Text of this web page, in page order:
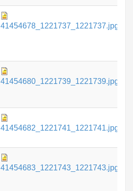
41454678_1221737_1221737.jpg
41454680_1221739_1221739.jpg
41454682_1221741_1221741.jpg
41454683_1221743_1221743.jpg